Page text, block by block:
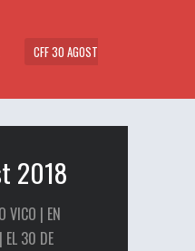
CFF 30 AGOST
2018
VICO | EN
| EL 30 DE